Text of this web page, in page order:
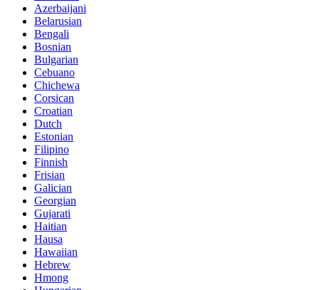
Azerbaijani
Belarusian
Bengali
Bosnian
Bulgarian
Cebuano
Chichewa
Corsican
Croatian
Dutch
Estonian
Filipino
Finnish
Frisian
Galician
Georgian
Gujarati
Haitian
Hausa
Hawaiian
Hebrew
Hmong